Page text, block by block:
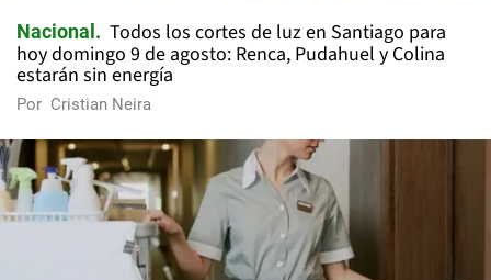
Nacional
Todos los cortes de luz en Santiago para
hoy domingo 9 de agosto: Renca, Pudahuel y Colina
estarán sin energía
Por Cristian Neira